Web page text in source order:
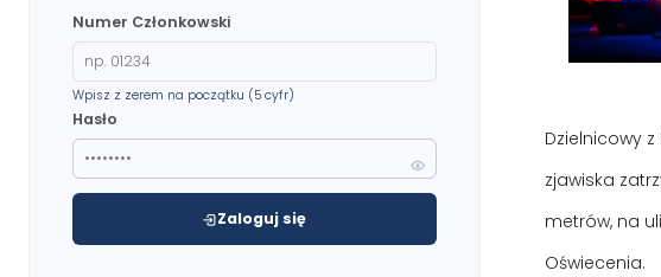
Dzielnicowy
zjawiska
metrów, na
Oświecenia.
Numer Członkowski
Wpisz z zerem na początku (5 cyfr)
Hasło
Zaloguj się